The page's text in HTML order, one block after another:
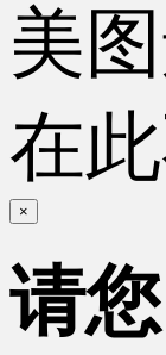
美
在
×
请